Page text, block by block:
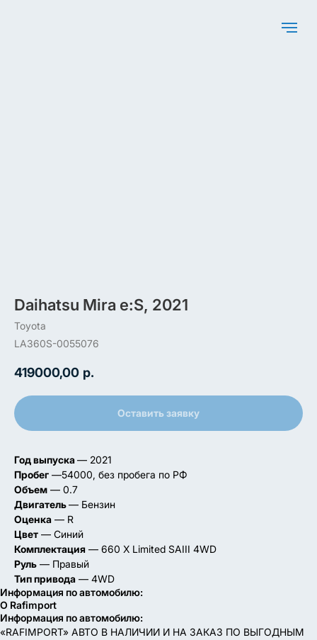
Daihatsu Mira e:S, 2021
Toyota
LA360S-0055076
419000,00 р.
Оставить заявку
Год выпуска— 2021
Пробег —54000, без пробега по РФ
Объем — 0.7
Двигатель— Бензин
Оценка — R
Цвет — Синий
Комплектация — 660 X Limited SAIII 4WD
Руль — Правый
Тип привода — 4WD
Информация по автомобилю:
О Rafimport
Информация по автомобилю:
«RAFIMPORT» АВТО В НАЛИЧИИ И НА ЗАКАЗ ПО ВЫГОДНЫМ